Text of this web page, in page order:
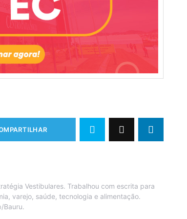
Vestibulares. Trabalhou com escrita para
varejo, saúde, tecnologia e alimentação.
Bauru.